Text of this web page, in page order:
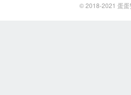
© 2018-2021 蛋蛋